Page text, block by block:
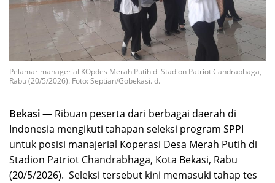
Pelamar managerial KOpdes Merah Putih di Stadion Patriot Candrabhaga,
Rabu (20/5/2026). Foto: Septian/Gobekasi.id.
Bekasi — Ribuan peserta dari berbagai daerah di
Indonesia mengikuti tahapan seleksi program SPPI
untuk posisi manajerial Koperasi Desa Merah Putih di
Stadion Patriot Chandrabhaga, Kota Bekasi, Rabu
(20/5/2026). Seleksi tersebut kini memasuki tahap tes